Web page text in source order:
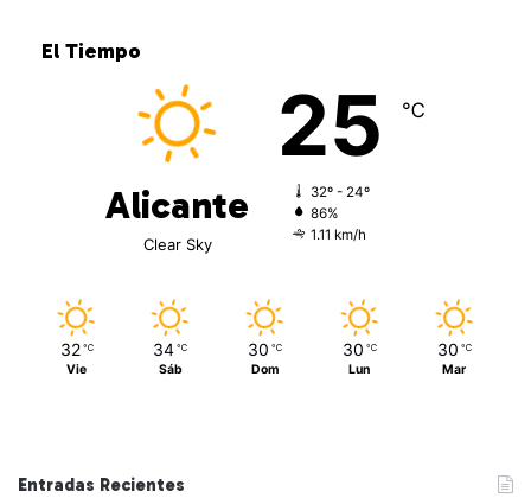
El Tiempo
Alicante
Clear Sky
25 ℃
32º - 24º
86%
1.11 km/h
32 ℃
Vie
34 ℃
Sáb
30 ℃
Dom
30 ℃
Lun
30 ℃
Mar
Entradas Recientes